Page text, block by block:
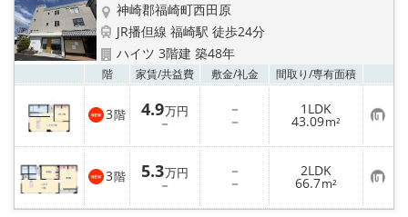
神崎郡福崎町西田原
JR播但線 福崎駅 徒歩24分
ハイツ 3階建 築48年
階 家賃/共益費 敷金/礼金 間取り/専有面積
3階 4.9万円
－
－
－
1LDK
43.09m² お
気
に
入
り
登
録
3階 5.3万円
－
－
－
2LDK
66.7m² お
気
に